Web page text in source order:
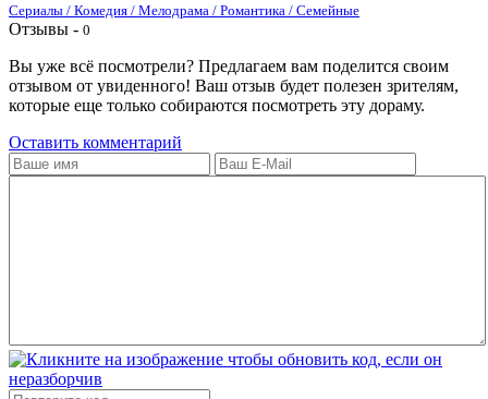
Сериалы / Комедия / Мелодрама / Романтика / Семейные
Отзывы - 0
Вы уже всё посмотрели? Предлагаем вам поделится своим
отзывом от увиденного! Ваш отзыв будет полезен зрителям,
которые еще только собираются посмотреть эту дораму.
Оставить комментарий